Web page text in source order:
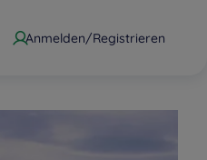
Anmelden/Registrieren